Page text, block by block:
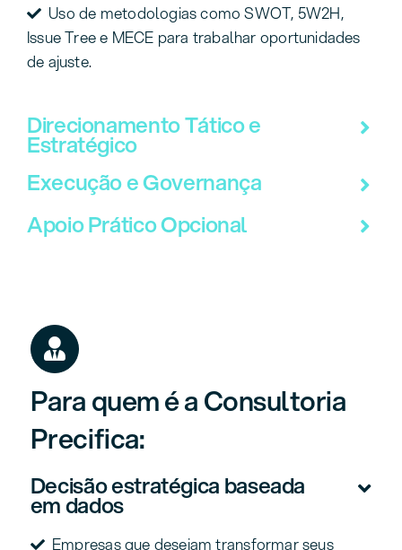
Uso de metodologias como SWOT, 5W2H,
Issue Tree e MECE para trabalhar oportunidades
de ajuste.
Direcionamento Tático e
Estratégico
Execução e Governança
Apoio Prático Opcional
Para quem é a Consultoria
Precifica:
Decisão estratégica baseada
em dados
Empresas que desejam transformar seus